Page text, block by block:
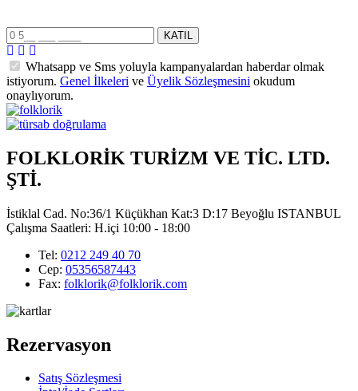
Whatsapp ve Sms yoluyla kampanyalardan haberdar olmak
istiyorum. Genel İlkeleri ve Üyelik Sözleşmesini okudum
onaylıyorum.
FOLKLORİK TURİZM VE TİC. LTD.
ŞTİ.
İstiklal Cad. No:36/1 Küçükhan Kat:3 D:17 Beyoğlu ISTANBUL
Çalışma Saatleri: H.içi 10:00 - 18:00
Tel: 0212 249 40 70
Cep: 05356587443
Fax: folklorik@folklorik.com
Rezervasyon
Satış Sözleşmesi